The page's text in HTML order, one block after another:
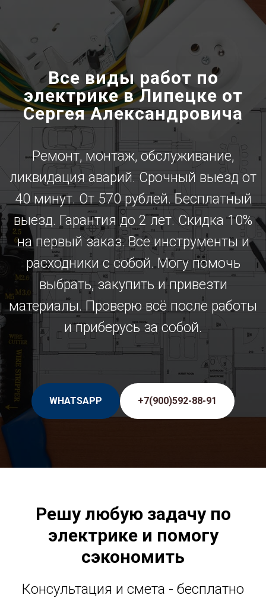
Все виды работ по
электрике в Липецке от
Сергея Александровича
Ремонт, монтаж, обслуживание,
ликвидация аварий. Срочный выезд от
40 минут. От 570 рублей. Бесплатный
выезд. Гарантия до 2 лет. Скидка 10%
на первый заказ. Все инструменты и
расходники с собой. Могу помочь
выбрать, закупить и привезти
материалы. Проверю всё после работы
и приберусь за собой.
WHATSAPP +7(900)592-88-91
Решу любую задачу по
электрике и помогу
сэкономить
Консультация и смета - бесплатно